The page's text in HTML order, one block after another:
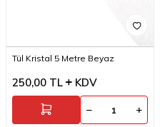
Tül Kristal 5 Metre Beyaz
250,00 TL KDV